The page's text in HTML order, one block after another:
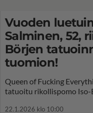
Vuoden
Salminen, 52,
Börjen
tuomion!
Queen of Fucking
tatuoitu rikollispomo Iso-
22.1.2026 klo 10:00